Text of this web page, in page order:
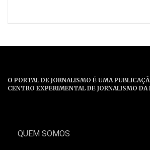
O PORTAL DE JORNALISMO É UMA
CENTRO EXPERIMENTAL DE JORNALISMO DA
QUEM SOMOS